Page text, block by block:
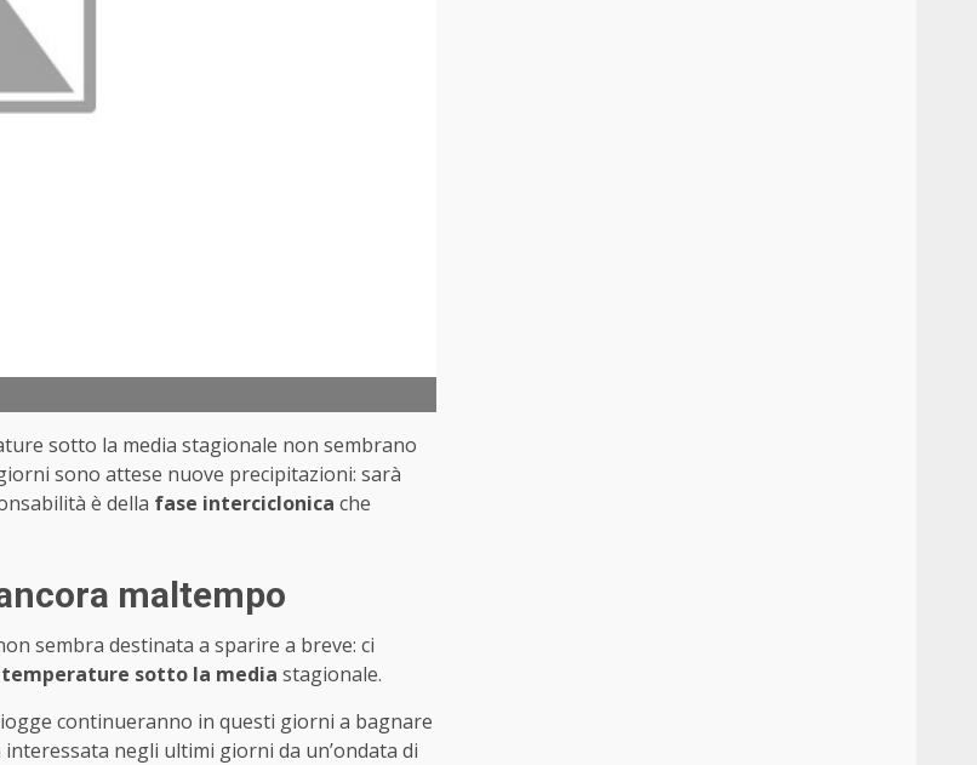
sotto la media stagionale non sembrano
sono attese nuove precipitazioni: sarà
è della fase interciclonica che
maltempo
sembra destinata a sparire a breve: ci
sotto la media stagionale.
continueranno in questi giorni a bagnare
negli ultimi giorni da un’ondata di